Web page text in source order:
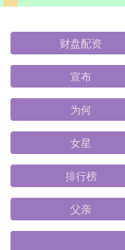
财盘配资
宣布
为何
女星
排行榜
父亲